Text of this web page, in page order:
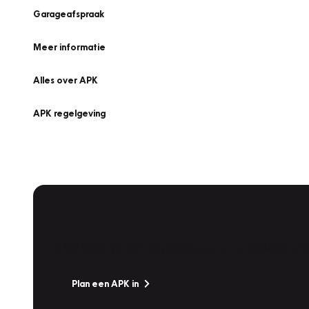
Garageafspraak
Meer informatie
Alles over APK
APK regelgeving
Plan een APK in